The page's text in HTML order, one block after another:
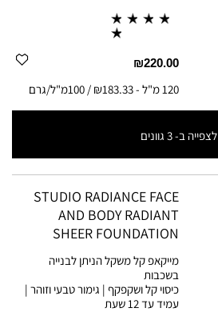
₪220.00
120 מ"ל -₪183.33 / 100מ"ל/גרם
לצפייה ב-3 גוונים
STUDIO RADIANCE FACE
AND BODY RADIANT
SHEER FOUNDATION
מייקאפ קל משקל הניתן לבנייה
בשכבות
כיסוי קל ושקפקף | גימור טבעי וזוהר |
עמיד עד 12 שעת